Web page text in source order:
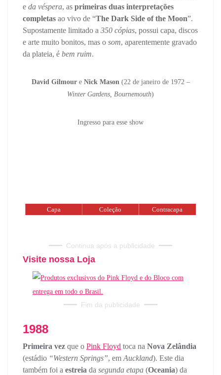
e da véspera, as primeiras duas interpretações
completas ao vivo de “The Dark Side of the Moon”.
Supostamente limitado a 350 cópias, possui capa, discos
e arte muito bonitos, mas o som, aparentemente gravado
da plateia, é bem ruim.
David Gilmoure Nick Mason (22 de janeiro de 1972 –
Winter Gardens, Bournemouth)
Ingresso para esse show
Capa Coleção Contracapa
━━━ Continua após a publicidade ━━━
Visite nossa Loja
━━━ Fim da publicidade ━━━
1988
Primeira vez que o Pink Floyd toca na Nova Zelândia
(estádio “Western Springs”, em Auckland). Este dia
também foi a estreia da segunda etapa (Oceania) da